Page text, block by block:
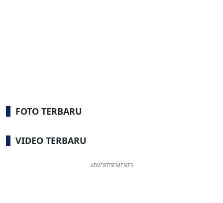
FOTO TERBARU
VIDEO TERBARU
ADVERTISEMENTS